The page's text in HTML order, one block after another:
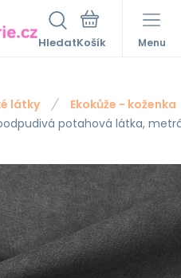
Hledat Menu
látky
Ekokůže - koženka
potahová látka,